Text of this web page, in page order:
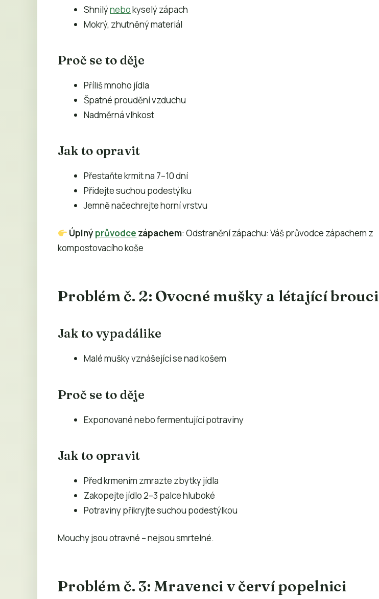
Shnilýnebokyselý zápach
Mokrý, zhutněný materiál
Proč se to děje
Příliš mnoho jídla
Špatné proudění vzduchu
Nadměrná vlhkost
Jak to opravit
Přestaňte krmit na 7–10 dní
Přidejte suchou podestýlku
Jemně načechrejte horní vrstvu
Úplný průvodce zápachem: Odstranění zápachu: Váš průvodce zápachem z
kompostovacího koše
Problém č. 2: Ovocné mušky a létající brouci
Jak to vypadálike
Malé mušky vznášející se nad košem
Proč se to děje
Exponované nebo fermentující potraviny
Jak to opravit
Před krmením zmrazte zbytky jídla
Zakopejte jídlo 2–3 palce hluboké
Potraviny přikryjte suchou podestýlkou
Mouchy jsou otravné – nejsou smrtelné.
Problém č. 3: Mravenci v červí popelnici